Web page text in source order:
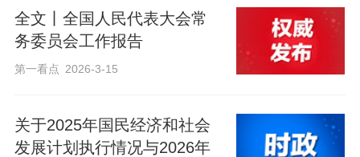
全文丨全国人民代表大会常
务委员会工作报告
第一看点 2026-3-15
关于2025年国民经济和社会
发展计划执行情况与2026年